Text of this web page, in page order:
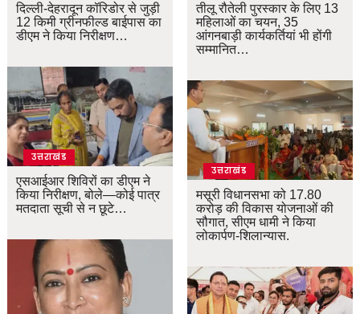
दिल्ली-देहरादून कॉरिडोर से जुड़ी
12 किमी ग्रीनफील्ड बाईपास का
डीएम ने किया निरीक्षण…
उत्तराखंड
एसआईआर शिविरों का डीएम ने
किया निरीक्षण, बोले—कोई पात्र
मतदाता सूची से न छूटे…
तीलू रौतेली पुरस्कार के लिए 13
महिलाओं का चयन, 35
आंगनबाड़ी कार्यकर्तियां भी होंगी
सम्मानित…
उत्तराखंड
मसूरी विधानसभा को 17.80
करोड़ की विकास योजनाओं की
सौगात, सीएम धामी ने किया
लोकार्पण-शिलान्यास.